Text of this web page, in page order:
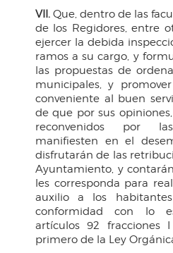
VII. Que, dentro de las
de los Regidores, entre
ejercer la debida
ramos a su cargo, y
las propuestas de
municipales, y
conveniente al buen
de que por sus
reconvenidos por
manifiesten en el
disfrutarán de las
Ayuntamiento, y
les corresponda para
auxilio a los
conformidad con lo
artículos 92 fracciones
primero de la Ley